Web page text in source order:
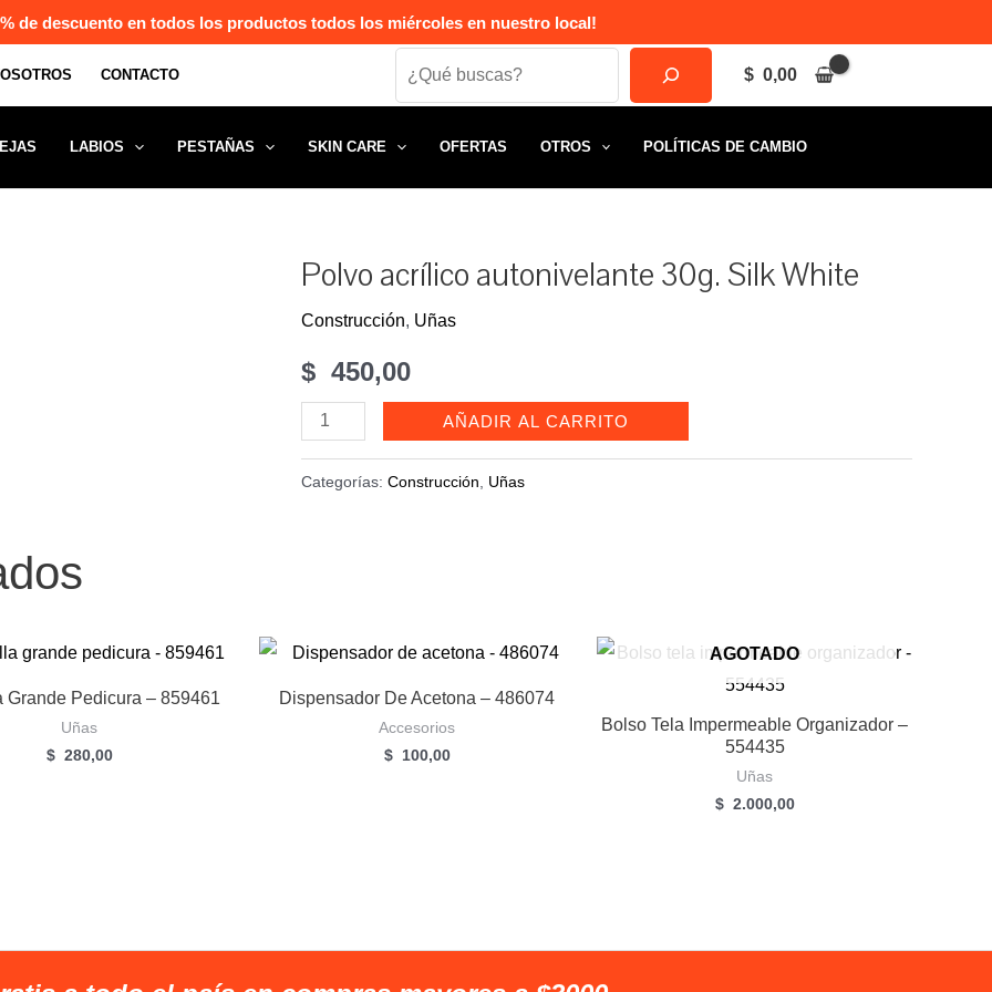
de descuento en todos los productos todos los miércoles en nuestro local!
CONTACTO
Search
$ 0,00
LABIOS PESTAÑAS SKIN CARE OFERTAS OTROS POLÍTICAS DE CAMBIO
Polvo acrílico autonivelante 30g. Silk White
Construcción, Uñas
$ 450,00
Polvo
autonivelante
AÑADIR AL CARRITO
Categorías: Construcción Uñas
Grande Pedicura – 859461
Uñas
$ 280,00
Dispensador De Acetona – 486074
Accesorios
$ 100,00
AGOTADO
Bolso Tela Impermeable Organizador –
554435
Uñas
$ 2.000,00